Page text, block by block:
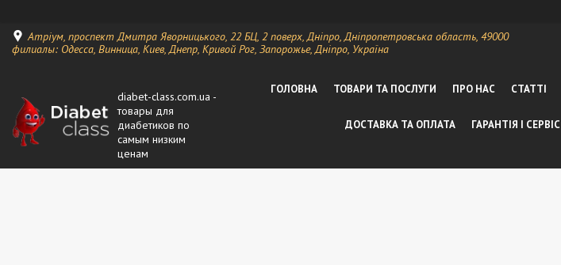
Атріум, проспект Дмитра Яворницького, 22 БЦ, 2 поверх, Дніпро, Дніпропетровська область, 49000
филиалы: Одесса, Винница, Киев, Днепр, Кривой Рог, Запорожье, Дніпро, Україна
diabet-class.com.ua -
товары для
диабетиков по
самым низким
ценам
ГОЛОВНА ТОВАРИ ТА ПОСЛУГИ ПРО НАС СТАТТІ
ДОСТАВКА ТА ОПЛАТА ГАРАНТІЯ І СЕРВІС